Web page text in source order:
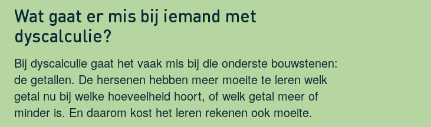
Wat gaat er mis bij iemand met
dyscalculie?
Bij dyscalculie gaat het vaak mis bij die onderste bouwstenen:
de getallen. De hersenen hebben meer moeite te leren welk
getal nu bij welke hoeveelheid hoort, of welk getal meer of
minder is. En daarom kost het leren rekenen ook moeite.